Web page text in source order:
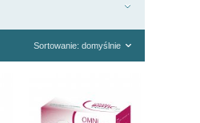
Sortowanie: domyślnie